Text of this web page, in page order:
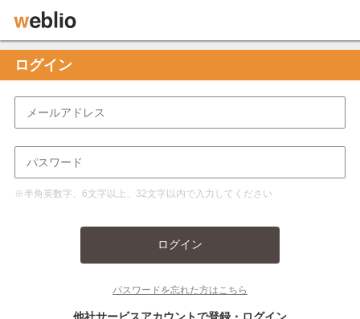
ログイン
※半角英数字、6文字以上、32文字以内で入力してください
ログイン
パスワードを忘れた方はこちら